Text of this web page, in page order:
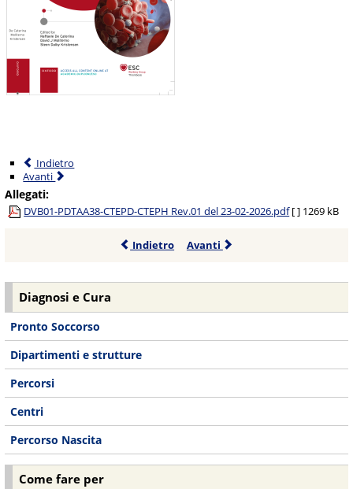
Indietro
Avanti
Allegati:
DVB01-PDTAA38-CTEPD-CTEPH Rev.01 del 23-02-2026.pdf [ ] 1269 kB
Indietro Avanti
Diagnosi e Cura
Pronto Soccorso
Dipartimenti e strutture
Percorsi
Centri
Percorso Nascita
Come fare per